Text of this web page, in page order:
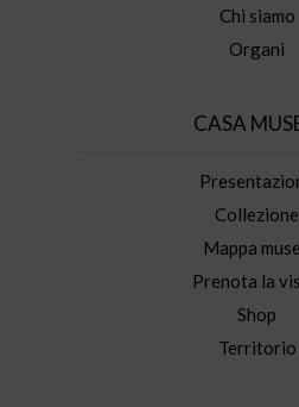
Chi siamo
Organi
CASA
Collezione
Mappa
Prenota la
Shop
Territorio